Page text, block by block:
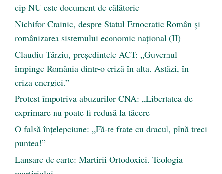
cip NU este document de călătorie
Nichifor Crainic, despre Statul Etnocratic Român şi
românizarea sistemului economic naţional (II)
Claudiu Târziu, președintele ACT: „Guvernul
împinge România dintr-o criză în alta. Astăzi, în
criza energiei.”
Protest împotriva abuzurilor CNA: „Libertatea de
exprimare nu poate fi redusă la tăcere
O falsă înțelepciune: „Fă-te frate cu dracul, pînă treci
puntea!”
Lansare de carte: Martirii Ortodoxiei. Teologia